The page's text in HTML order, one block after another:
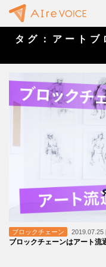
タグ：アートブ
ブロックチェーン 2019.07.25
ブロックチェーンはアート流